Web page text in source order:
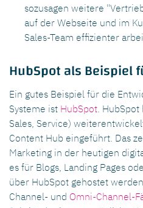
sozusagen weitere
auf der Webseite und im
Sales-Team effizienter
HubSpot als Beispiel
Ein gutes Beispiel für die
Systeme ist HubSpot .
Sales, Service)
Content Hub eingeführt. Das
Marketing in der heutigen
es für Blogs, Landing Pages
über HubSpot gehostet
Channel- und Omni-Channel-